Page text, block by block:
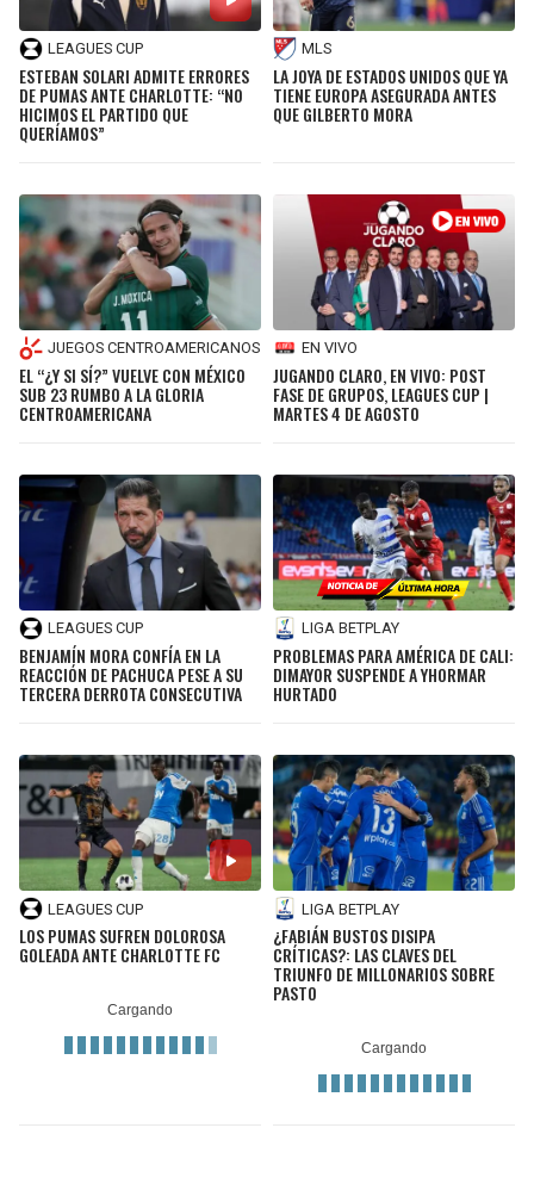
LEAGUES CUP
ESTEBAN SOLARI ADMITE ERRORES
DE PUMAS ANTE CHARLOTTE: “NO
HICIMOS EL PARTIDO QUE
QUERÍAMOS”
MLS
LA JOYA DE ESTADOS UNIDOS QUE YA
TIENE EUROPA ASEGURADA ANTES
QUE GILBERTO MORA
JUEGOS CENTROAMERICANOS
EL “¿Y SI SÍ?” VUELVE CON MÉXICO
SUB 23 RUMBO A LA GLORIA
CENTROAMERICANA
EN VIVO
JUGANDO CLARO, EN VIVO: POST
FASE DE GRUPOS, LEAGUES CUP |
MARTES 4 DE AGOSTO
LEAGUES CUP
BENJAMÍN MORA CONFÍA EN LA
REACCIÓN DE PACHUCA PESE A SU
TERCERA DERROTA CONSECUTIVA
LIGA BETPLAY
PROBLEMAS PARA AMÉRICA DE CALI:
DIMAYOR SUSPENDE A YHORMAR
HURTADO
LEAGUES CUP
LOS PUMAS SUFREN DOLOROSA
GOLEADA ANTE CHARLOTTE FC
LIGA BETPLAY
¿FABIÁN BUSTOS DISIPA
CRÍTICAS?: LAS CLAVES DEL
TRIUNFO DE MILLONARIOS SOBRE
PASTO